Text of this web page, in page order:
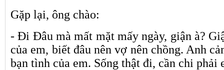
Gặp lại, ông chào:
- Đi Đâu mà mất mặt mấy ngày, giận à?
của em, biết đâu nên vợ nên chồng. Anh
bạn tình của em. Sống thật đi, cần chi phải